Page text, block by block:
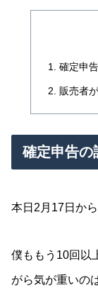
確定申
販売者
確定申告の
本日2月17日か
僕ももう10回以
がら気が重いの